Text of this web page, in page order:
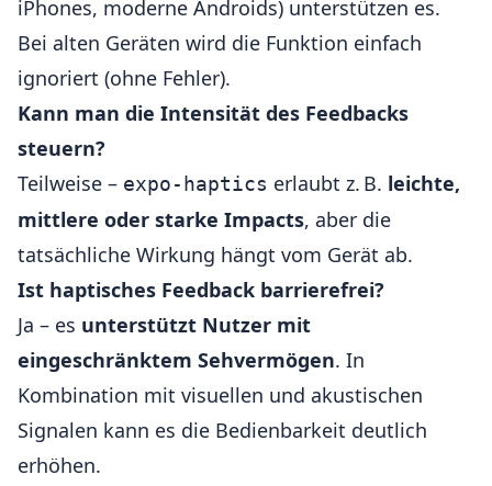
iPhones, moderne Androids) unterstützen es.
Bei alten Geräten wird die Funktion einfach
ignoriert (ohne Fehler).
Kann man die Intensität des Feedbacks
steuern?
Teilweise – expo-haptics erlaubt z. B. leichte,
mittlere oder starke Impacts, aber die
tatsächliche Wirkung hängt vom Gerät ab.
Ist haptisches Feedback barrierefrei?
Ja – es unterstützt Nutzer mit
eingeschränktem Sehvermögen. In
Kombination mit visuellen und akustischen
Signalen kann es die Bedienbarkeit deutlich
erhöhen.